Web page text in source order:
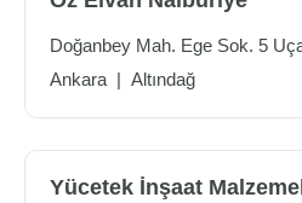
Doğanbey Mah. Ege Sok. 5
Ankara | Altındağ
Yücetek İnşaat